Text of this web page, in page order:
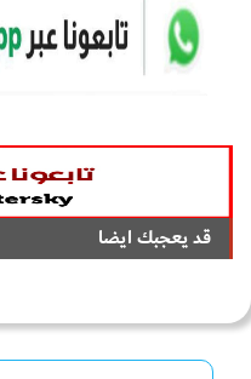
قد يعجبك ايضا